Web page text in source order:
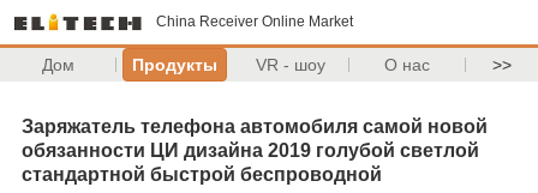
China Receiver Online Market
Дом Продукты VR - шоу О нас >>
Заряжатель телефона автомобиля самой новой
обязанности ЦИ дизайна 2019 голубой светлой
стандартной быстрой беспроводной